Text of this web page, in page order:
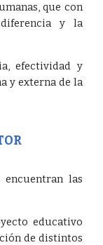
que con
y la
efectividad y
y externa de la
las
educativo
de distintos